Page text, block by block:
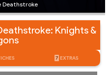
Deathstroke
Knights &
7 EXTRAS